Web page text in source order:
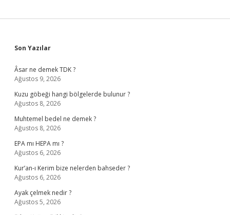
Sidebar
Son Yazılar
Âsar ne demek TDK ?
Ağustos 9, 2026
Kuzu göbeği hangi bölgelerde bulunur ?
Ağustos 8, 2026
Muhtemel bedel ne demek ?
Ağustos 8, 2026
EPA mı HEPA mı ?
Ağustos 6, 2026
Kur’an-ı Kerim bize nelerden bahseder ?
Ağustos 6, 2026
Ayak çelmek nedir ?
Ağustos 5, 2026